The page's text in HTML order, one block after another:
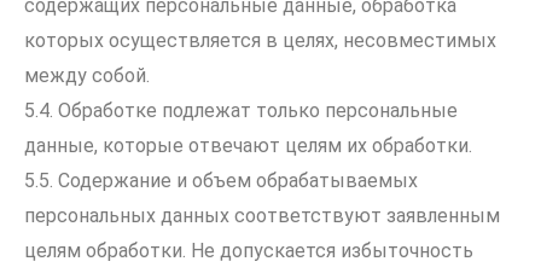
содержащих персональные данные, обработка
которых осуществляется в целях, несовместимых
между собой.
5.4. Обработке подлежат только персональные
данные, которые отвечают целям их обработки.
5.5. Содержание и объем обрабатываемых
персональных данных соответствуют заявленным
целям обработки. Не допускается избыточность